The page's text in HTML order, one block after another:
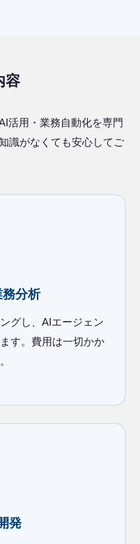
容
活用・業務自動化を専門
識がなくても安心してご
分析
グし、AIエージェン
す。費用は一切かか
発